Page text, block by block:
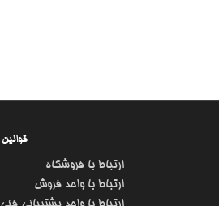
قوانین
ارتباط با فروشگاه
ارتباط با واحد فروش